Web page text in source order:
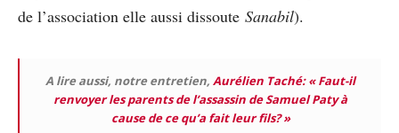
de l’association elle aussi dissoute Sanabil).
A lire aussi, notre entretien, Aurélien Taché: « Faut-il
renvoyer les parents de l’assassin de Samuel Paty à
cause de ce qu’a fait leur fils? »